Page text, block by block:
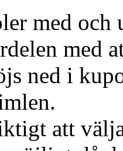
med och
med
ned i
att